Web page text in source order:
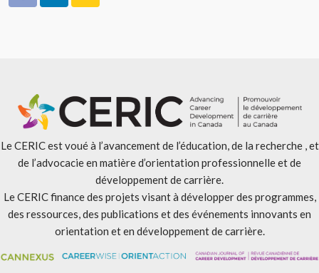
Le CERIC est voué à l’avancement de l’éducation, de la recherche , et
de l’advocacie en matière d’orientation professionnelle et de
développement de carrière.
Le CERIC finance des projets visant à développer des programmes,
des ressources, des publications et des événements innovants en
orientation et en développement de carrière.